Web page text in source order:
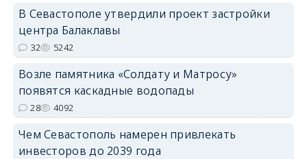
В Севастополе утвердили проект застройки
центра Балаклавы
32 5242
Возле памятника «Солдату и Матросу»
появятся каскадные водопады
28 4092
Чем Севастополь намерен привлекать
инвесторов до 2039 года